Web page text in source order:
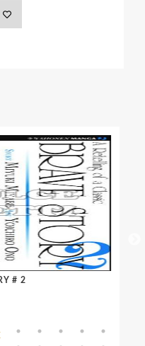
BRAVE STORY # 2